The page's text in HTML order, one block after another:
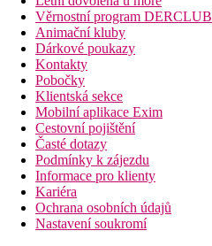
Věrnostní program DERCLUB
Animační kluby
Dárkové poukazy
Kontakty
Pobočky
Klientská sekce
Mobilní aplikace Exim
Cestovní pojištění
Časté dotazy
Podmínky k zájezdu
Informace pro klienty
Kariéra
Ochrana osobních údajů
Nastavení soukromí